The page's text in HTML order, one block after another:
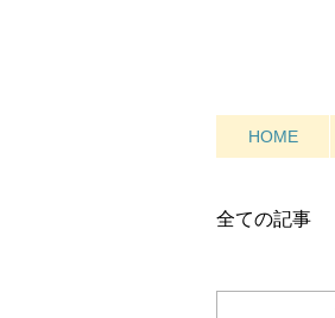
HOME
全ての記事